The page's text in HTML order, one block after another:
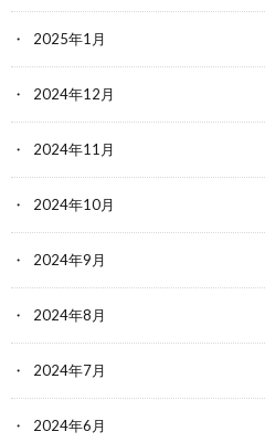
2025年1月
2024年12月
2024年11月
2024年10月
2024年9月
2024年8月
2024年7月
2024年6月